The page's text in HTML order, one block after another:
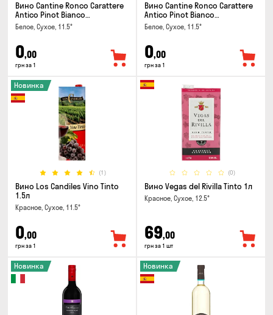
Вино Cantine Ronco Carattere
Antico Pinot Bianco
Chardonnay Rubicone IGT 0.25л
Белое, Сухое, 11.5°
0,00
грн за 1
Вино Cantine Ronco Carattere
Antico Pinot Bianco
Chardonnay Rubicone IGT 1л
Белое, Сухое, 11.5°
0,00
грн за 1
(1)
Новинка
Вино Los Candiles Vino Tinto
1.5л
Красное, Сухое, 11.5°
0,00
грн за 1
(0)
Вино Vegas del Rivilla Tinto 1л
Красное, Сухое, 12.5°
69,00
грн за 1 шт
Новинка Новинка